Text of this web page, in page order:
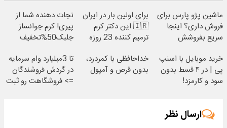
ماشین پژو پارس برای
فروش داری؟ اینجا
سریع بفروشش
برای اولین بار در ایران
🇮🇷 این دکتر کرم
ترمیم کننده 23 روزه
نجات دهنده شما از
پیری! کرم جوانساز
جلبک50%تخفیف
خرید موبایل با اسنپ
پی | در ۴ قسط بدون
سود و کارمزد!
خداحافظی با کمردرد،
بدون قرص و آمپول
تا 3میلیارد وام سرمایه
در گردش فروشندگان
=> فروشگاهت رو ثبت
ارسال نظر